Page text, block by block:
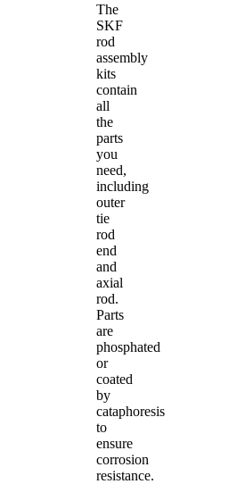
The
SKF
rod
assembly
kits
contain
all
the
parts
you
need,
including
outer
tie
rod
end
and
axial
rod.
Parts
are
phosphated
or
coated
by
cataphoresis
to
ensure
corrosion
resistance.